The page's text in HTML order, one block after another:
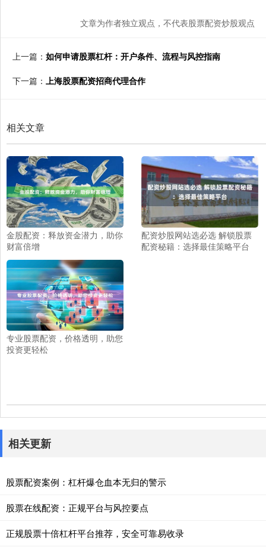
文章为作者独立观点，不代表股票配资炒股观点
上一篇： 如何申请股票杠杆：开户条件、流程与风控指南
下一篇： 上海股票配资招商代理合作
相关文章
金股配资：释放资金潜力，助你
财富倍增
配资炒股网站选必选 解锁股票
配资秘籍：选择最佳策略平台
专业股票配资，价格透明，助您
投资更轻松
相关更新
股票配资案例：杠杆爆仓血本无归的警示
股票在线配资：正规平台与风控要点
正规股票十倍杠杆平台推荐，安全可靠易收录